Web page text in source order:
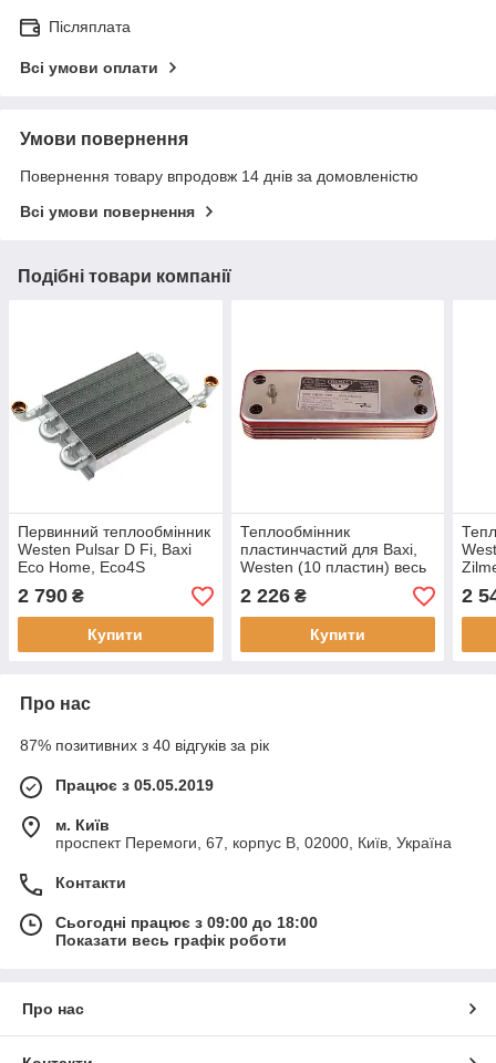
Післяплата
Всі умови оплати
Умови повернення
Повернення товару впродовж 14 днів за домовленістю
Всі умови повернення
Подібні товари компанії
Первинний теплообмінник
Westen Pulsar D Fi, Baxi
Eco Home, Eco4S
(5700950) (турбовані
котли)
2 790 ₴
Купити
Теплообмінник
пластинчастий для Baxi,
Westen (10 пластин) весь
модельний ряд
17B2071000
2 226₴
Купити
ряд
2
Про нас
87% позитивних з 40 відгуків за рік
Працює з 05.05.2019
м. Київ
проспект Перемоги, 67, корпус В, 02000, Київ, Україна
Контакти
Сьогодні працює з 09:00 до 18:00
Показати весь графік роботи
Про нас